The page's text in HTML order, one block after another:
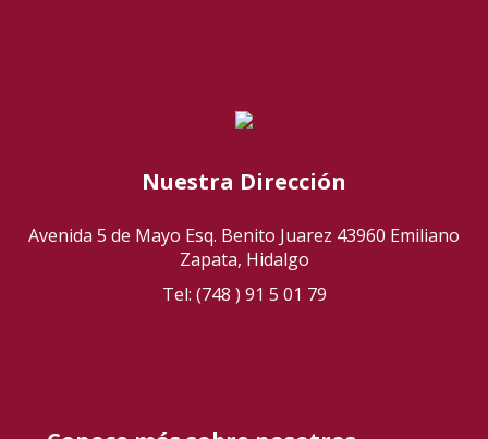
Nuestra Dirección
Avenida 5 de Mayo Esq. Benito Juarez 43960 Emiliano
Zapata, Hidalgo
Tel: (748 ) 91 5 01 79